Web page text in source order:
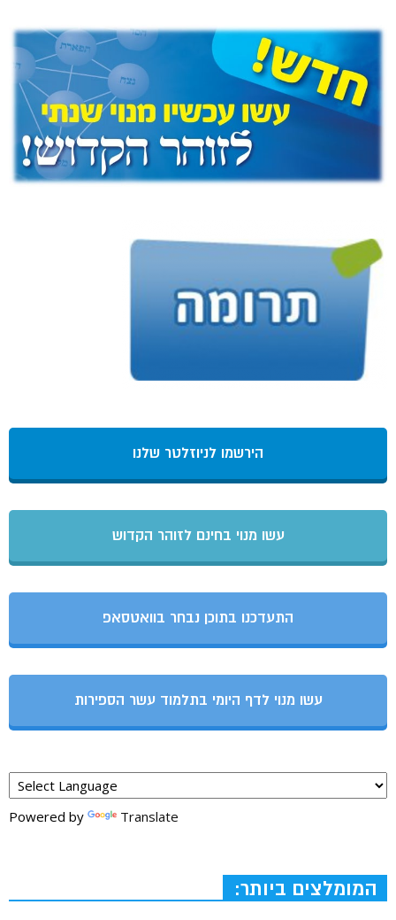
הירשמו לניוזלטר שלנו
עשו מנוי בחינם לזוהר הקדוש
התעדכנו בתוכן נבחר בוואטסאפ
עשו מנוי לדף היומי בתלמוד עשר הספירות
Powered by Translate
המומלצים ביותר: